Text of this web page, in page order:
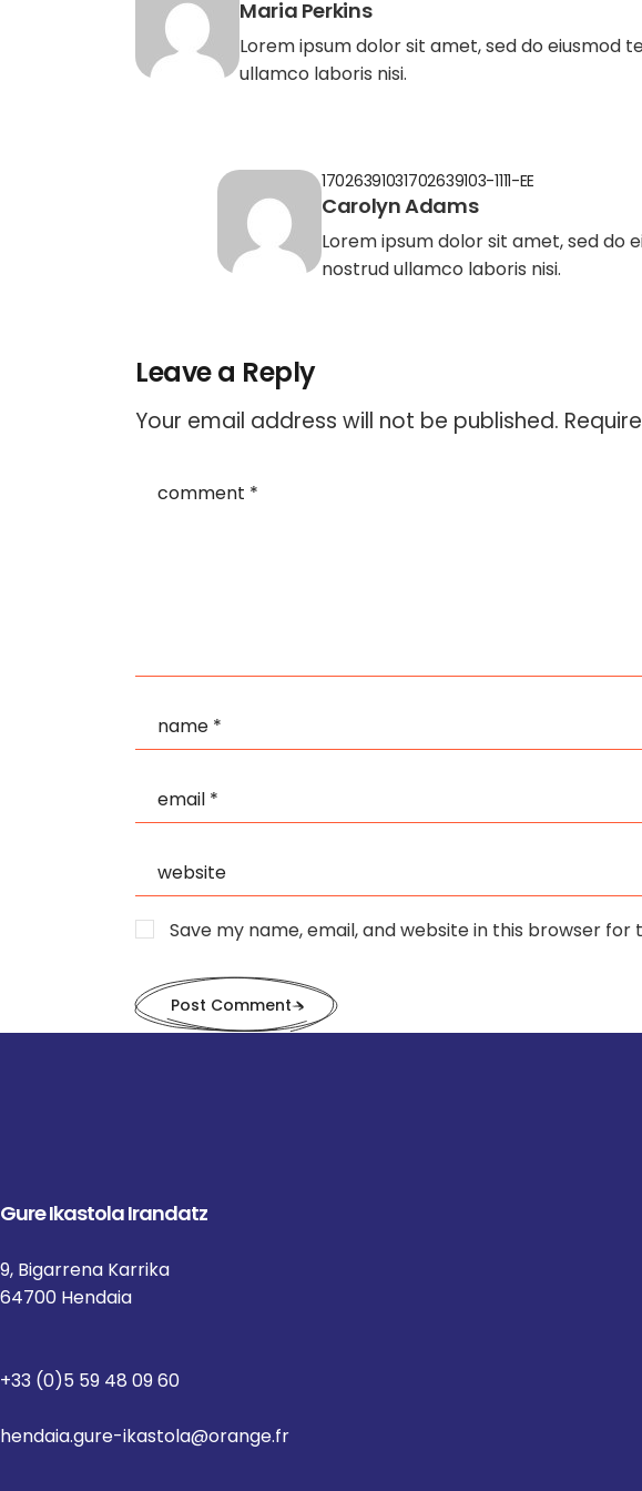
Maria Perkins
Lorem ipsum dolor sit amet, sed do eiusmod
ullamco laboris nisi.
17026391031702639103-1111-EE
Carolyn Adams
Lorem ipsum dolor sit amet, sed do
nostrud ullamco laboris nisi.
Leave a Reply
Your email address will not be published.
Save my name, email, and website in this browser
Post Comment
Gure Ikastola Irandatz
9, Bigarrena Karrika
64700 Hendaia
+33 (0)5 59 48 09 60
hendaia.gure-ikastola@orange.fr